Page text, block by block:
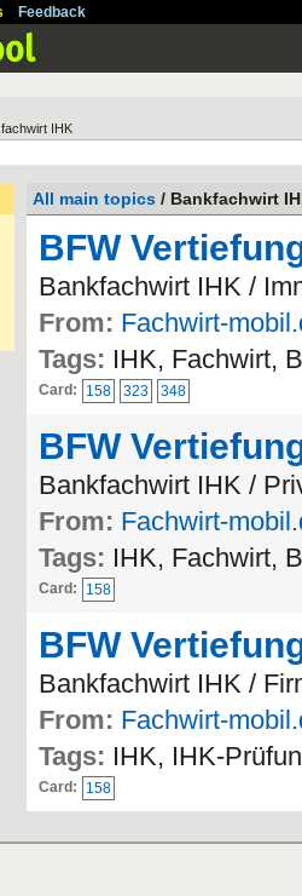
Feedback
IHK
All main topics / Bankfachwirt
BFW
Bankfachwirt IHK /
From: Fachwirt-
Tags: IHK, Fachwirt,
Card: 158 323 348
BFW
Bankfachwirt IHK /
From: Fachwirt-
Tags: IHK, Fachwirt,
Card: 158
BFW
Bankfachwirt IHK /
From: Fachwirt-
Tags: IHK, IHK-
Card: 158